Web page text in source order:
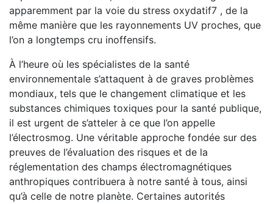
apparemment par la voie du stress oxydatif7 , de la
même manière que les rayonnements UV proches, que
l’on a longtemps cru inoffensifs.
À l’heure où les spécialistes de la santé
environnementale s’attaquent à de graves problèmes
mondiaux, tels que le changement climatique et les
substances chimiques toxiques pour la santé publique,
il est urgent de s’atteler à ce que l’on appelle
l’électrosmog. Une véritable approche fondée sur des
preuves de l’évaluation des risques et de la
réglementation des champs électromagnétiques
anthropiques contribuera à notre santé à tous, ainsi
qu’à celle de notre planète. Certaines autorités